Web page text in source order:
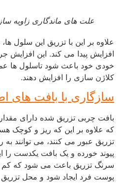
علت های ماندگاری زاویه
علاوه بر این با تزریق این سلول ها،
افزایش پیدا می کند. این افزایش
خودی خود باعث شود تاسلول ها
کلاژن سازی را افزایش دهند.
سازگاری با بافت های
بافت چربی تزریق شده دارای مقدار
که علاوه بر این که ریز و کوچک
تزریق عبور می کنند، می توانند به
پیوند خورده و یک بافت یکدست را
سرنگ تزریق باعث می شود که کم
پوست فرد ایجاد شود و محل تزریق